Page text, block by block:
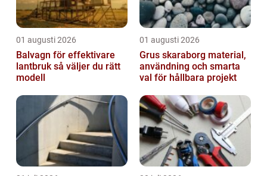
01 augusti 2026
Balvagn för effektivare
lantbruk så väljer du rätt
modell
01 augusti 2026
Grus skaraborg material,
användning och smarta
val för hållbara projekt